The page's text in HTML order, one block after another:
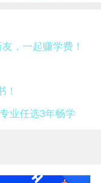
，一起赚学费！
！
业任选3年畅学